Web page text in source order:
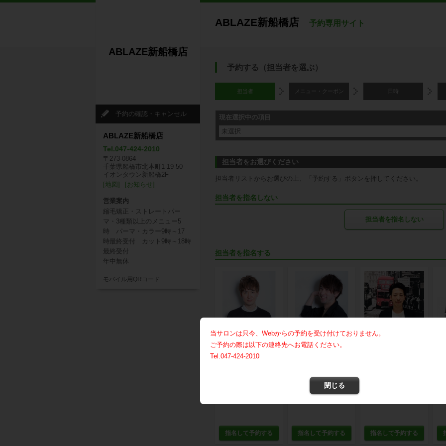
ABLAZE新船橋店 予約専用サイト
予約する（担当者を選ぶ）
担当者 メニュー・クーポン 日時
当サロンは只今、Webからの予約を受け付けておりません。
ご予約の際は以下の連絡先へお電話ください。
Tel.047-424-2010
閉じる
現在選択中の項目
未選択
担当者をお選びください
担当者リストからお選びの上、「予約する」ボタンを押してください。
担当者を指名しない
担当者を指名しない
担当者を指名する
山根 大地
指名して予約する
お客様に合わせたス
タイルをご提案させ
指名して予約する 指名して予約する
ABLAZE新船橋店
予約の確認・キャンセル
ABLAZE新船橋店
Tel.047-424-2010
〒273-0864
千葉県船橋市北本町1-19-50
イオンタウン新船橋2F
[地図]
[お知らせ]
営業案内
縮毛矯正・ストレートパー
マ・3種類以上のメニュー5
時 パーマ・カラー9時～17
時最終受付 カット9時～18時
最終受付
年中無休
モバイル用QRコード